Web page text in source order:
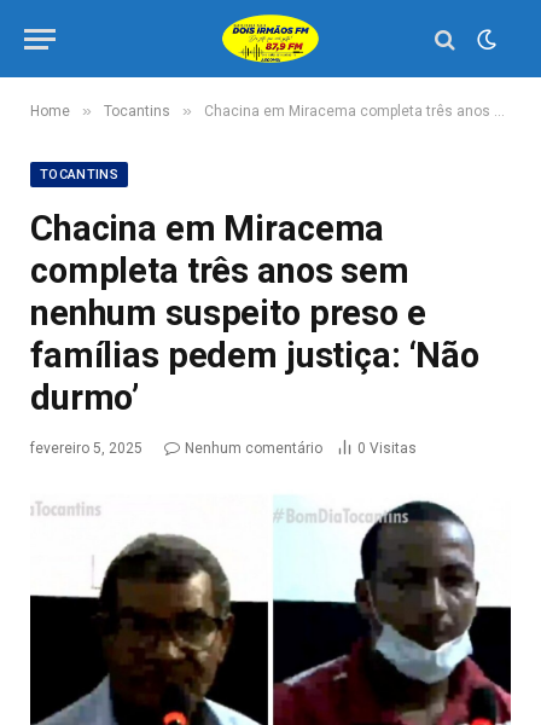
Home » Tocantins » Chacina em Miracema completa três anos sem nenhum suspeito preso e famílias pedem justiça: ‘Não durmo’
TOCANTINS
Chacina em Miracema
completa três anos sem
nenhum suspeito preso e
famílias pedem justiça: ‘Não
durmo’
fevereiro 5, 2025 Nenhum comentário 0 Visitas